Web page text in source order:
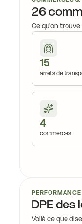
26
Ce qu'on
15
arrêts de
4
commerces
PERFORMANCE
DPE des
Voilà ce que